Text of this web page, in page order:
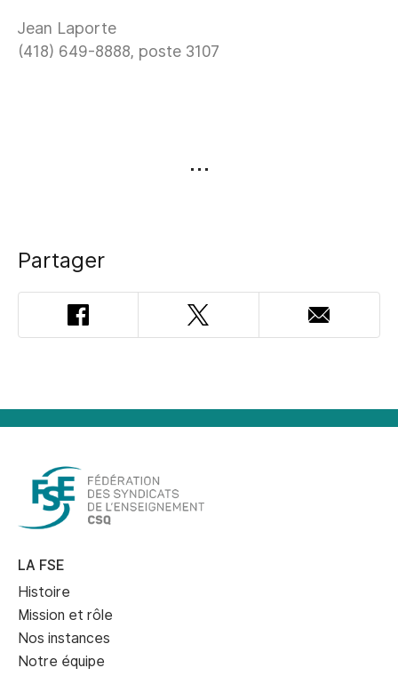
Jean Laporte
(418) 649-8888, poste 3107
Partager
Facebook Twitter
Adresse
courriel
LA FSE
Histoire
Mission et rôle
Nos instances
Notre équipe